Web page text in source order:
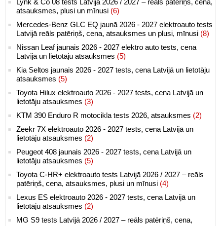
Lynk & Co 08 tests Latvijā 2026 / 2027 – reāls patēriņš, cena,
atsauksmes, plusi un mīnusi (6)
Mercedes-Benz GLC EQ jaunā 2026 - 2027 elektroauto tests
Latvijā reāls patēriņš, cena, atsauksmes un plusi, mīnusi (8)
Nissan Leaf jaunais 2026 - 2027 elektro auto tests, cena
Latvijā un lietotāju atsauksmes (5)
Kia Seltos jaunais 2026 - 2027 tests, cena Latvijā un lietotāju
atsauksmes (5)
Toyota Hilux elektroauto 2026 - 2027 tests, cena Latvijā un
lietotāju atsauksmes (3)
KTM 390 Enduro R motocikla tests 2026, atsauksmes (2)
Zeekr 7X elektroauto 2026 - 2027 tests, cena Latvijā un
lietotāju atsauksmes (2)
Peugeot 408 jaunais 2026 - 2027 tests, cena Latvijā un
lietotāju atsauksmes (5)
Toyota C-HR+ elektroauto tests Latvijā 2026 / 2027 – reāls
patēriņš, cena, atsauksmes, plusi un mīnusi (4)
Lexus ES elektroauto 2026 - 2027 tests, cena Latvijā un
lietotāju atsauksmes (2)
MG S9 tests Latvijā 2026 / 2027 – reāls patēriņš, cena,